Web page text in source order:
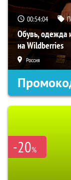
00:54:03
Обувь, одежда
на Wildberries
Россия
-20%